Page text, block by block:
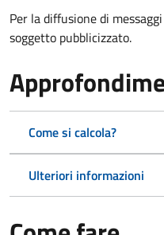
Per la diffusione di
soggetto pubblicizzato.
Come si calcola?
Ulteriori informazioni